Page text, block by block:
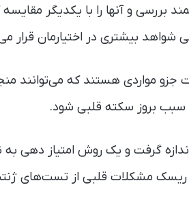
بررسی و آنها را با یکدیگر
بیشتری در اختیارمان قرار
جزو مواردی هستند که می‌توانند
سبب بروز سکته قلبی شود.
مشکلات قلبی از تست‌های